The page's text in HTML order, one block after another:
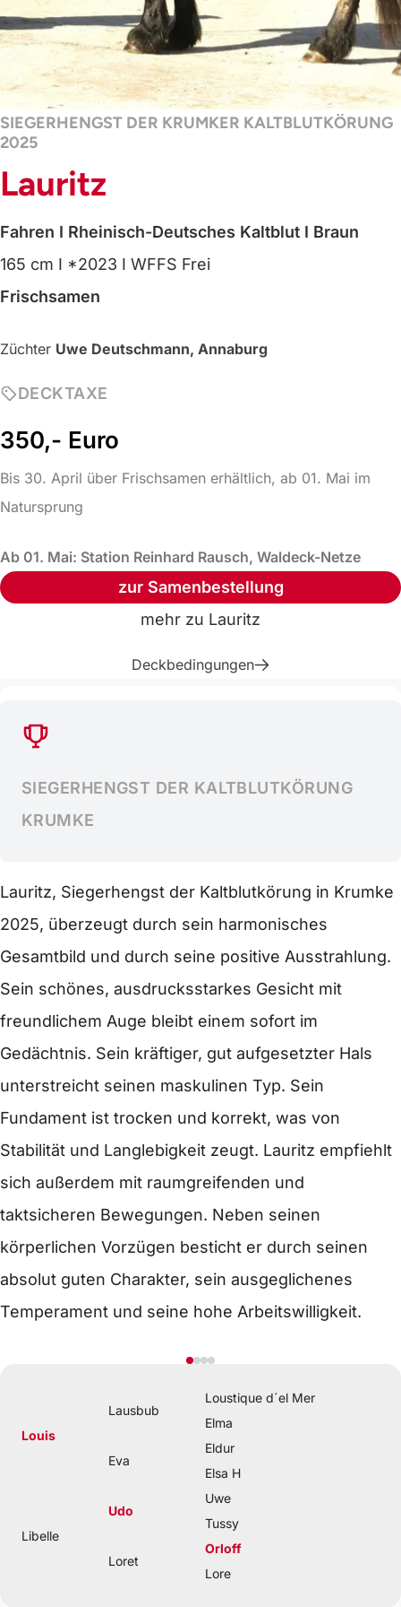
SIEGERHENGST DER KRUMKER KALTBLUTKÖRUNG
2025
Lauritz
Fahren I Rheinisch-Deutsches Kaltblut I Braun
165 cm I *2023 I WFFS Frei
Frischsamen
Züchter Uwe Deutschmann, Annaburg
DECKTAXE
350,- Euro
Bis 30. April über Frischsamen erhältlich, ab 01. Mai im
Natursprung
Ab 01. Mai: Station Reinhard Rausch, Waldeck-Netze
zur Samenbestellung
mehr zu Lauritz
Deckbedingungen
SIEGERHENGST DER KALTBLUTKÖRUNG
KRUMKE
Lauritz, Siegerhengst der Kaltblutkörung in Krumke
2025, überzeugt durch sein harmonisches
Gesamtbild und durch seine positive Ausstrahlung.
Sein schönes, ausdrucksstarkes Gesicht mit
freundlichem Auge bleibt einem sofort im
Gedächtnis. Sein kräftiger, gut aufgesetzter Hals
unterstreicht seinen maskulinen Typ. Sein
Fundament ist trocken und korrekt, was von
Stabilität und Langlebigkeit zeugt. Lauritz empfiehlt
sich außerdem mit raumgreifenden und
taktsicheren Bewegungen. Neben seinen
körperlichen Vorzügen besticht er durch seinen
absolut guten Charakter, sein ausgeglichenes
Temperament und seine hohe Arbeitswilligkeit.
Louis
Lausbub
Loustique d´el Mer
Elma
Eva
Eldur
Elsa H
Libelle
Udo
Uwe
Tussy
Loret
Orloff
Lore